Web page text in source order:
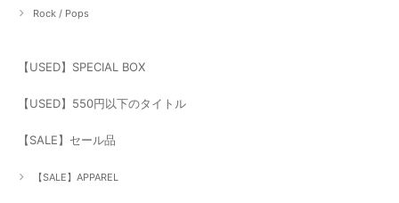
Rock / Pops
【USED】SPECIAL BOX
【USED】550円以下のタイトル
【SALE】セール品
【SALE】APPAREL